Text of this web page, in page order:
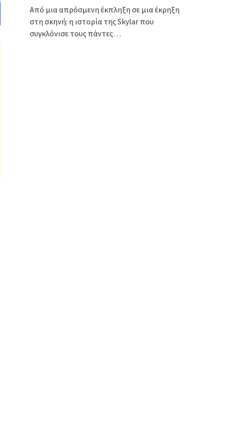
Από μια απρόσμενη έκπληξη σε μια έκρηξη
στη σκηνή: η ιστορία της Skylar που
συγκλόνισε τους πάντες…